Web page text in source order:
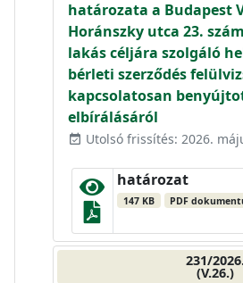
határozata a Budapest
Horánszky utca 23.
lakás céljára szolgáló
bérleti szerződés
kapcsolatosan
elbírálásáról
event_available Utolsó frissítés: 2026.
határozat
147 KB PDF
231/
(V.26.)